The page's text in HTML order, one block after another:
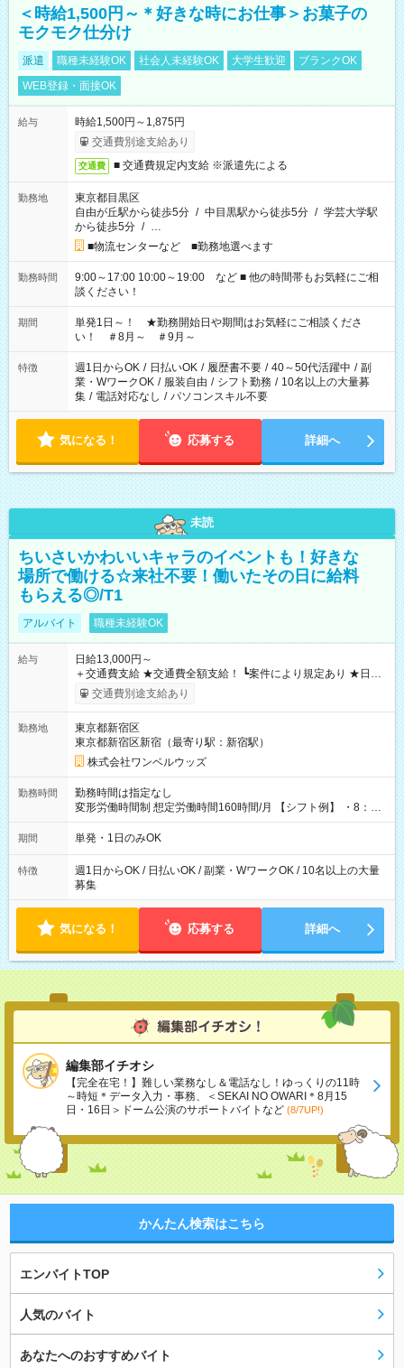
＜時給1,500円～＊好きな時にお仕事＞お菓子の
モクモク仕分け
派遣 職種未経験OK 社会人未経験OK 大学生歓迎
ブランクOK
WEB登録・面接OK
給与
時給1,500円～1,875円
交通費別途支給あり
交通費 ■ 交通費規定内支給 ※派遣先による
勤務地
東京都目黒区
自由が丘駅から徒歩5分 / 中目黒駅から徒歩5分 / 学芸大学駅
から徒歩5分 / …
■物流センターなど ■勤務地選べます
勤務時間
9:00～17:00 10:00～19:00 など ■ 他の時間帯もお気軽にご相
談ください！
期間
単発1日～！ ★勤務開始日や期間はお気軽にご相談くださ
い！ ＃8月～ ＃9月～
特徴 週1日からOK / 日払いOK / 履歴書不要 / 40～50代活躍中 / 副
業・WワークOK / 服装自由 / シフト勤務 / 10名以上の大量募
集 / 電話対応なし / パソコンスキル不要
気になる！ 応募する 詳細へ
未読
ちいさいかわいいキャラのイベントも！好きな
場所で働ける☆来社不要！働いたその日に給料
もらえる◎/T1
アルバイト 職種未経験OK
給与
日給13,000円～
＋交通費支給 ★交通費全額支給！ ┗案件により規定あり ★日払
いOK！（規定あり） ┗働いたその日に現金GET♪ お仕事後はコ
ンビニATMから 日払い分を引き落とせます！ 【試用期間】試
交通費別途支給あり
勤務地
東京都新宿区
東京都新宿区新宿（最寄り駅：新宿駅）
株式会社ワンベルウッズ
勤務時間
勤務時間は指定なし
変形労働時間制 想定労働時間160時間/月 【シフト例】 ・8：00
～21：00
期間 単発・1日のみOK
特徴
週1日からOK / 日払いOK / 副業・WワークOK / 10名以上の大量
募集
気になる！ 応募する 詳細へ
編集部イチオシ
【完全在宅！】難しい業務なし＆電話なし！ゆっくりの11時
～時短＊データ入力・事務、＜SEKAI NO OWARI＊8月15
日・16日＞ドーム公演のサポートバイトなど (8/7UP!)
かんたん検索はこちら
エンバイトTOP
人気のバイト
あなたへのおすすめバイト